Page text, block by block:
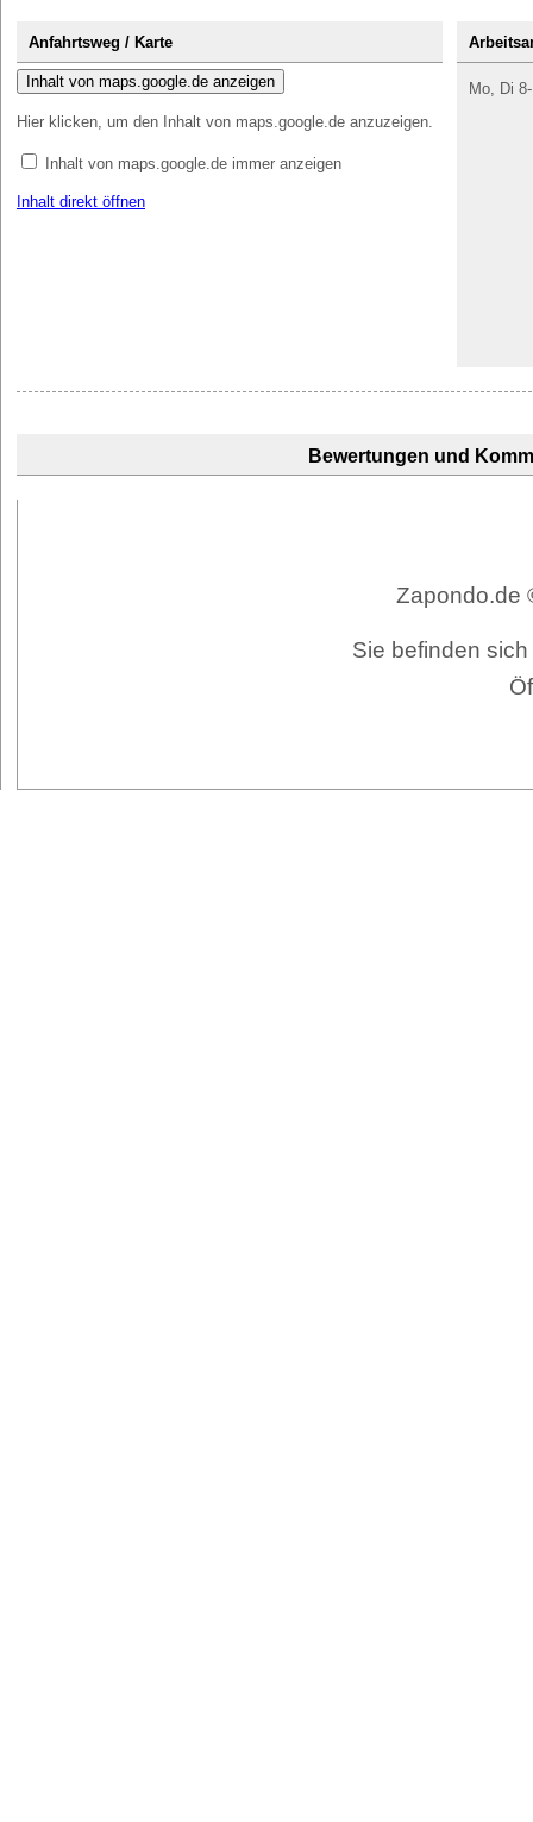
Anfahrtsweg / Karte
Inhalt von maps.google.de anzeigen
Hier klicken, um den Inhalt von maps.google.de anzuzeigen.
Inhalt von maps.google.de immer anzeigen
Inhalt direkt öffnen
Mo, Di
Bewertungen und
Zapondo.de
Sie befinden